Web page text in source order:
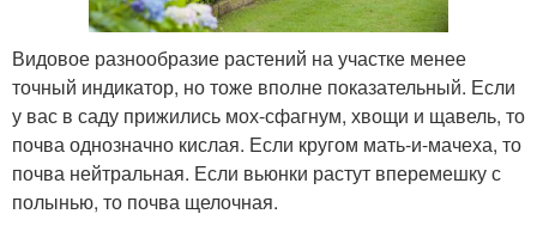
Видовое разнообразие растений на участке менее
точный индикатор, но тоже вполне показательный. Если
у вас в саду прижились мох-сфагнум, хвощи и щавель, то
почва однозначно кислая. Если кругом мать-и-мачеха, то
почва нейтральная. Если вьюнки растут вперемешку с
полынью, то почва щелочная.